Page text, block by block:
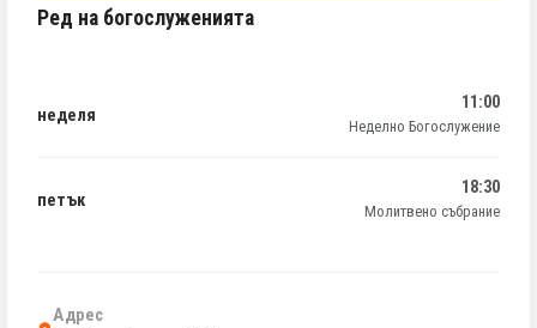
Ред на богослуженията
неделя
11:00
Неделно Богослужение
петък
18:30
Молитвено събрание
Адрес